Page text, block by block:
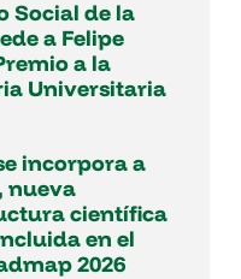
Social de la
a Felipe
a la
Universitaria
incorpora a
nueva
científica
en el
2026